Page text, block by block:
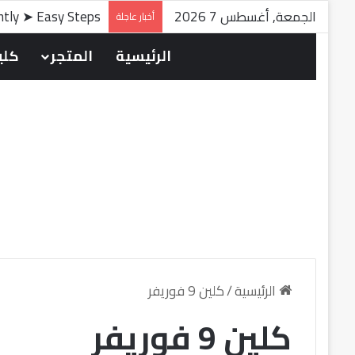
الجمعة, أغسطس 7 2026 أخبار عاجلة ➤ Easy Steps
الرئيسية المتجر
الرئيسية/كلين 9 فوريفر
كلين 9 فوريفر